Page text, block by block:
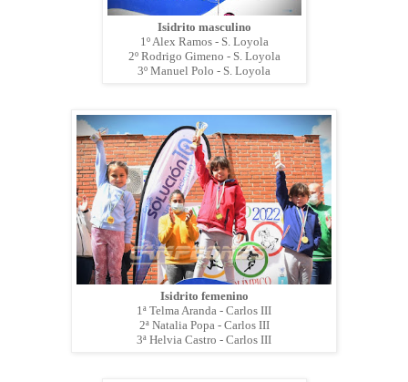
Isidrito masculino
1º Alex Ramos - S. Loyola
2º Rodrigo Gimeno - S. Loyola
3º Manuel Polo - S. Loyola
Isidrito femenino
1ª Telma Aranda - Carlos III
2ª Natalia Popa - Carlos III
3ª Helvia Castro - Carlos III